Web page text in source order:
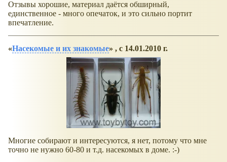
Отзывы хорошие, материал даётся обширный,
единственное - много опечаток, и это сильно портит
впечатление.
Насекомые и их знакомые , с 14.01.2010 г.
Многие собирают и интересуются, я нет, потому что мне
точно не нужно 60-80 и т.д. насекомых в доме. :-)